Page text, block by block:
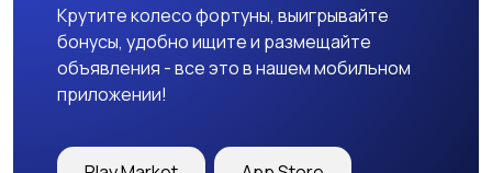
Крутите колесо фортуны, выигрывайте
бонусы, удобно ищите и размещайте
объявления - все это в нашем мобильном
приложении!